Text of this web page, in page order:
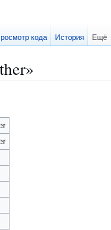
кода История Ещё